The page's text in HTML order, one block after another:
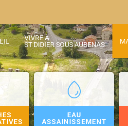
VIVRE À
ST DIDIER SOUS AUBENAS
EAU
ASSAINISSEMENT